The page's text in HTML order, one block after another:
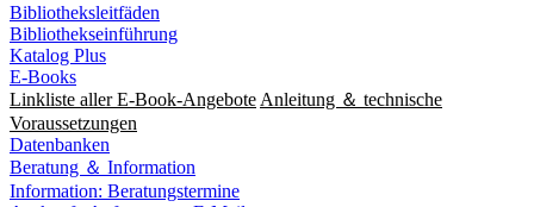
Bibliotheksleitfäden
Bibliothekseinführung
Katalog Plus
E-Books
Linkliste aller E-Book-Angebote Anleitung ＆ technische
Voraussetzungen
Datenbanken
Beratung ＆ Information
Information: Beratungstermine